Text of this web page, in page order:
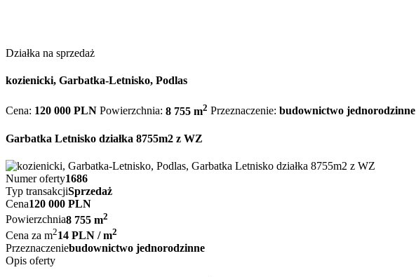
Działka na sprzedaż
kozienicki, Garbatka-Letnisko, Podlas
Cena: 120 000 PLN Powierzchnia: 8 755 m2 Przeznaczenie: budownictwo jednorodzinne
Garbatka Letnisko działka 8755m2 z WZ
Numer oferty1686
Typ transakcjiSprzedaż
Cena120 000 PLN
Powierzchnia8 755 m2
Cena za m214 PLN / m2
Przeznaczeniebudownictwo jednorodzinne
Opis oferty